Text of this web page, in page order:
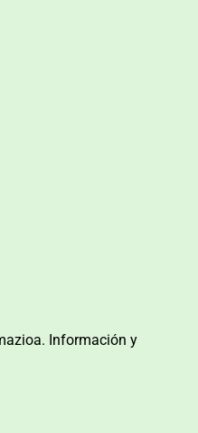
Información y